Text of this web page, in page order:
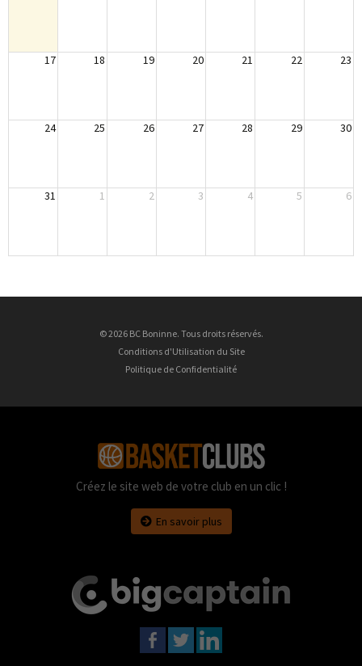
17 18 19 20 21 22 23
24 25 26 27 28 29 30
31 1 2 3 4 5 6
© 2026 BC Boninne. Tous droits réservés.
Conditions d'Utilisation du Site
Politique de Confidentialité
Créez le site web de votre club en un clic !
En savoir plus